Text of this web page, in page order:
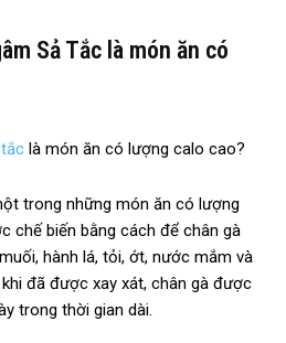
Sả Tắc là món ăn có
là món ăn có lượng calo cao?
trong những món ăn có lượng
chế biến bằng cách để chân gà
hành lá, tỏi, ớt, nước mắm và
đã được xay xát, chân gà được
trong thời gian dài.